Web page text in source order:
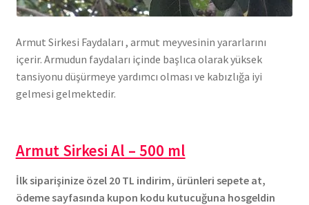
Armut Sirkesi Faydaları , armut meyvesinin yararlarını
içerir. Armudun faydaları içinde başlıca olarak yüksek
tansiyonu düşürmeye yardımcı olması ve kabızlığa iyi
gelmesi gelmektedir.
Armut Sirkesi Al – 500 ml
İlk siparişinize özel 20 TL indirim, ürünleri sepete at,
ödeme sayfasında kupon kodu kutucuğuna hosgeldin